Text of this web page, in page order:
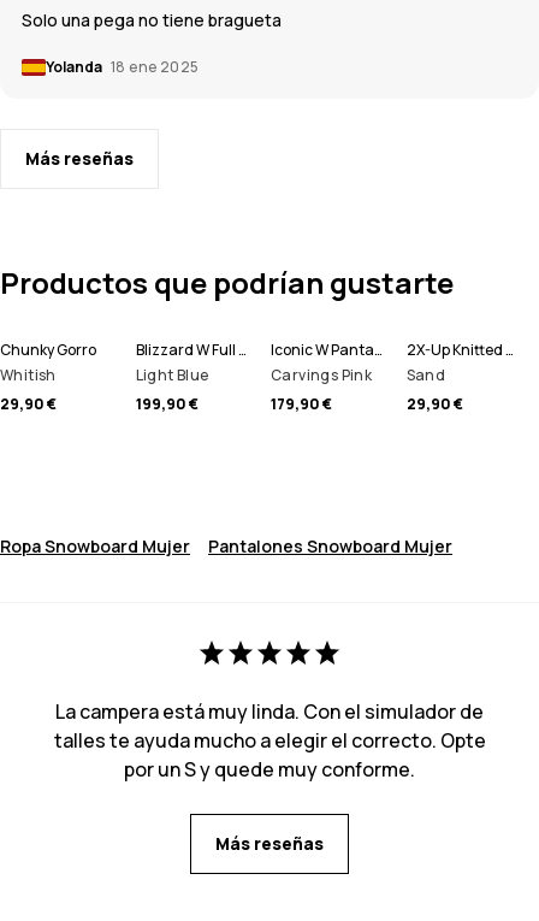
Solo una pega no tiene bragueta
Yolanda 18 ene 2025
Más reseñas
Productos que podrían gustarte
Chunky Gorro
Whitish
29,90 €
Blizzard W Full Zip Chaqueta Snowboard Mujer
Light Blue
199,90 €
Iconic W Pantalones Snowboard Mujer
Carvings Pink
179,90 €
2X-Up Knitted Pasamontañas
Sand
29,90 €
Ropa Snowboard Mujer Pantalones Snowboard Mujer
La campera está muy linda. Con el simulador de
talles te ayuda mucho a elegir el correcto. Opte
por un S y quede muy conforme.
Más reseñas